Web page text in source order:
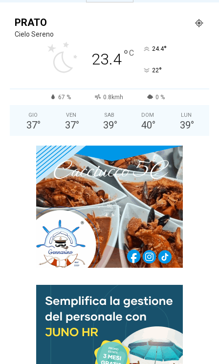
PRATO
Cielo Sereno
23.4°C 24.4°
22°
67 % 0.8kmh 0 %
GIO
37°
VEN
37°
SAB
39°
DOM
40°
LUN
39°